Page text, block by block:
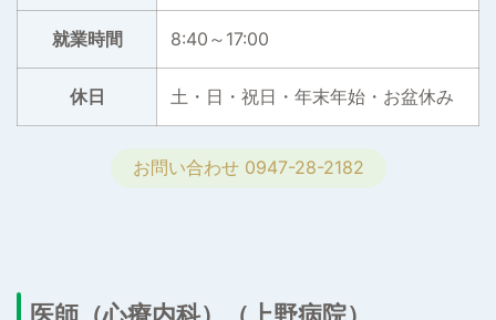
就業時間 8:40～17:00
休日 土・日・祝日・年末年始・お盆休み
お問い合わせ 0947-28-2182